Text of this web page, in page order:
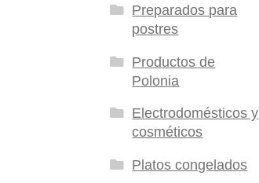
Preparados para
postres
Productos de
Polonia
Electrodomésticos y
cosméticos
Platos congelados